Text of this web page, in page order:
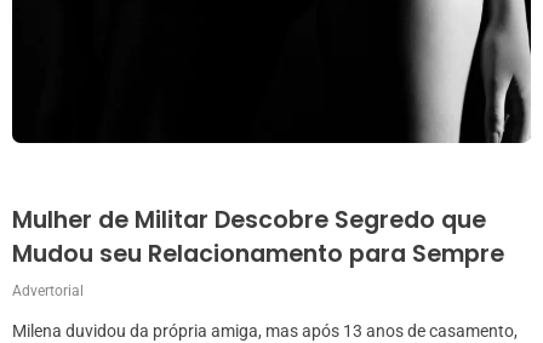
Mulher de Militar Descobre Segredo que
Mudou seu Relacionamento para Sempre
Advertorial
Milena duvidou da própria amiga, mas após 13 anos de casamento,